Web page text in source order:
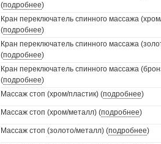
(подробнее)
Кран переключатель спинного массажа
(подробнее)
Кран переключатель спинного массажа
(подробнее)
Кран переключатель спинного массажа
(подробнее)
Массаж стоп (хром/пластик) (подробнее)
Массаж стоп (хром/металл) (подробнее)
Массаж стоп (золото/металл) (подробнее)